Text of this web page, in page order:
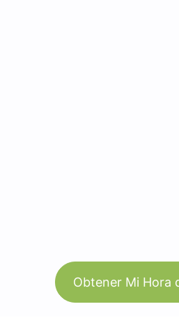
Obtener Mi Hora